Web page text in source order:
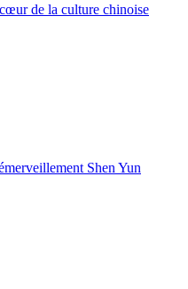
de la culture chinoise
Shen Yun